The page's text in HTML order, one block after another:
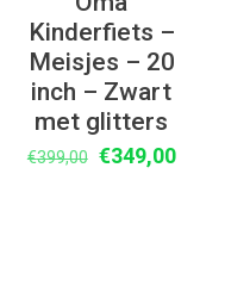
Kinderfiets –
Meisjes – 20
inch – Zwart
met glitters
€399,00 Oorspronkelijke
€349,00Huidige